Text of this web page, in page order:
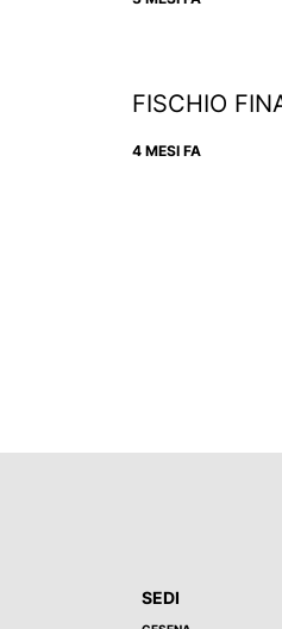
FISCHIO
4 MESI FA
SEDI